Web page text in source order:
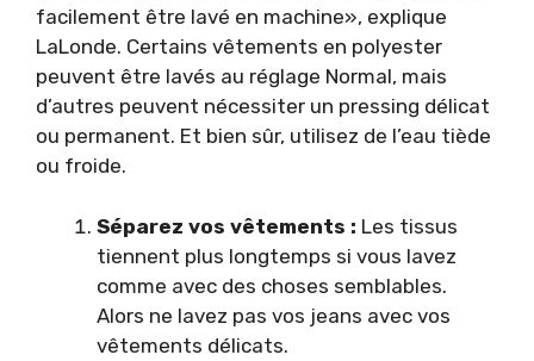
facilement être lavé en machine», explique
LaLonde. Certains vêtements en polyester
peuvent être lavés au réglage Normal, mais
d’autres peuvent nécessiter un pressing délicat
ou permanent. Et bien sûr, utilisez de l’eau tiède
ou froide.
Séparez vos vêtements : Les tissus
tiennent plus longtemps si vous lavez
comme avec des choses semblables.
Alors ne lavez pas vos jeans avec vos
vêtements délicats.